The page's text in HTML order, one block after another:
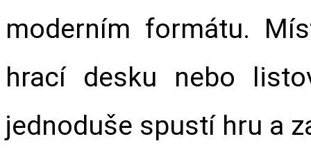
moderním formátu.
hrací desku nebo
jednoduše spustí hru a